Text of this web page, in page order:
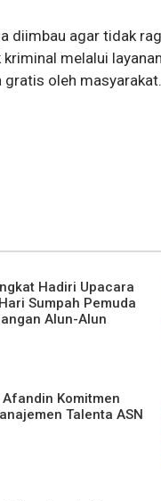
diimbau agar tidak
melalui
oleh masyarakat.
Hadiri Upacara
Sumpah Pemuda
Alun-Alun
Afandin Komitmen
Talenta ASN